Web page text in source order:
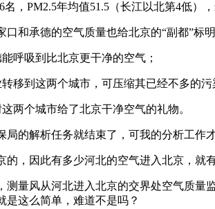
年均值51.5（长江以北第4低），
承德的空气质量也给北京的“副都”标明
吸到比北京更干净的空气；
到这两个城市，可压缩其已经不多的污
个城市给了北京干净空气的礼物。
解析任务就结束了，可我的分析工作才
因此有多少河北的空气进入北京，就有
风从河北进入北京的交界处空气质量监
是这么简单，难道不是吗？